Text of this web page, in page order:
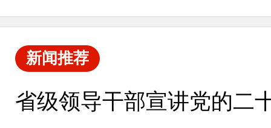
新闻推荐
省级领导干部宣讲党的二